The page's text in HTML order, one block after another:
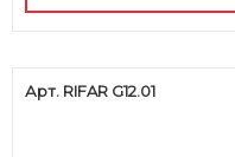
Арт. RIFAR G12.01